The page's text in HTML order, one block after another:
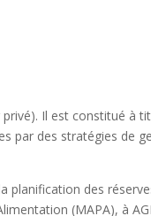
Il est constitué à
par des stratégies de
planification des
(MAPA), à